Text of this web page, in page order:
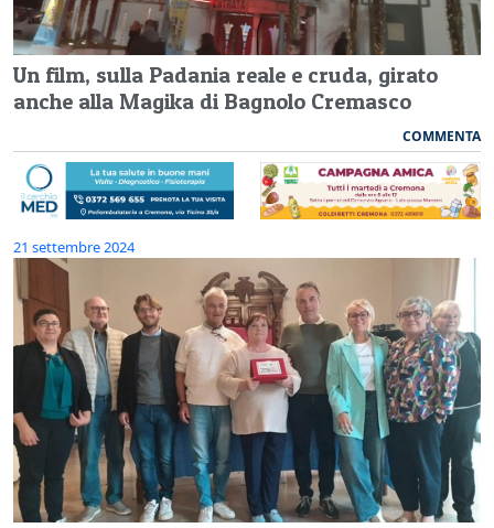
Un film, sulla Padania reale e cruda, girato
anche alla Magika di Bagnolo Cremasco
COMMENTA
21 settembre 2024